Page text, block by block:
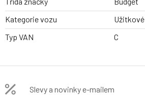
Kategorie vozu
Užitkové
Typ VAN
C
Slevy a novinky e-mailem